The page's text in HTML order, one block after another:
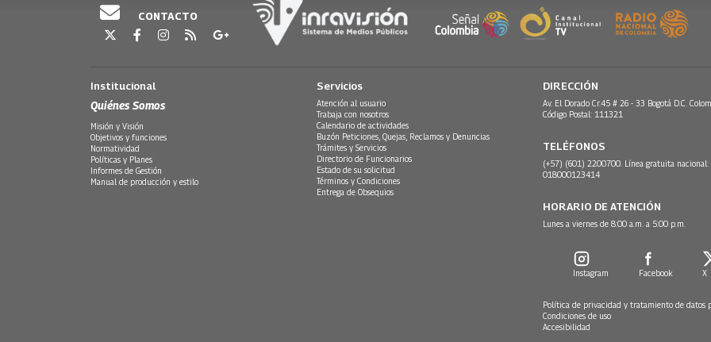
CONTACTO
Institucional
Quiénes Somos
Misión y Visión
Objetivos y funciones
Normatividad
Políticas y Planes
Informes de Gestión
Manual de producción y estilo
Servicios
Atención al usuario
Trabaja con nosotros
Calendario de actividades
Buzón Peticiones, Quejas, Reclamos y Denuncias
Trámites y Servicios
Directorio de Funcionarios
Estado de su solicitud
Términos y Condiciones
Entrega de Obsequios
DIRECCIÓN
Av. El Dorado Cr.45 # 26 - 33 Bogotá D.C.
Código Postal: 111321
TELÉFONOS
(+57) (601) 2200700. Línea gratuita nacional:
018000123414
HORARIO DE ATENCIÓN
Lunes a viernes de 8:00 a.m. a 5:00 p.m.
Instagram Facebook X
Política de privacidad y tratamiento de datos
Condiciones de uso
Accesibilidad